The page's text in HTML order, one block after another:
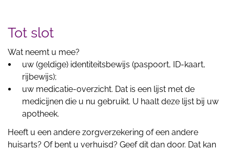
Tot slot
Wat neemt u mee?
uw (geldige) identiteitsbewijs (paspoort, ID-kaart,
rijbewijs);
uw medicatie-overzicht. Dat is een lijst met de
medicijnen die u nu gebruikt. U haalt deze lijst bij uw
apotheek.
Heeft u een andere zorgverzekering of een andere
huisarts? Of bent u verhuisd? Geef dit dan door. Dat kan